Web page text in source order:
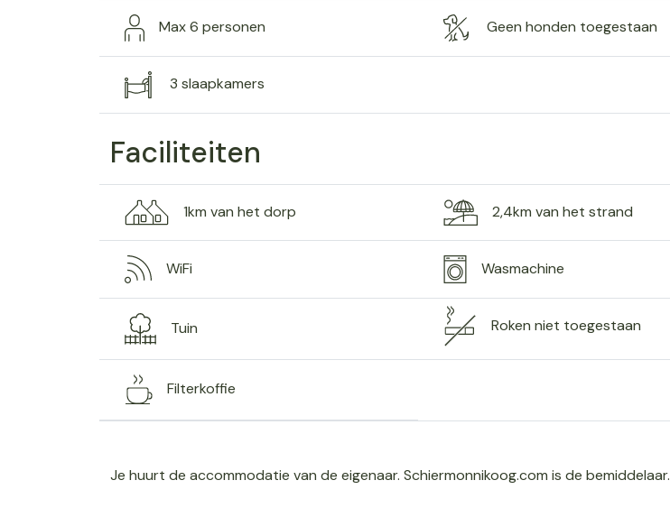
Max 6 personen Geen honden toegestaan
3 slaapkamers
Faciliteiten
1km van het dorp 2,4km van het strand
WiFi Wasmachine
Tuin Roken niet toegestaan
Filterkoffie
Je huurt de accommodatie van de eigenaar. Schiermonnikoog.com is de bemiddelaar.